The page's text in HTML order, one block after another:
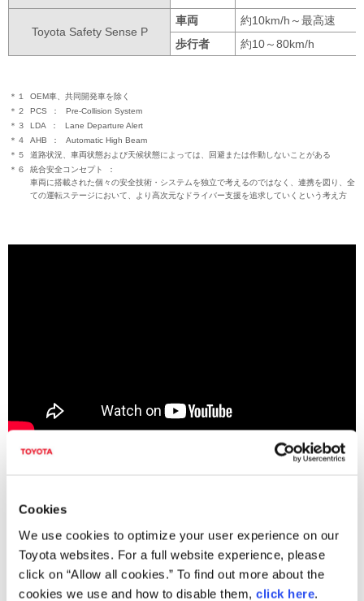
Cookies
We use cookies to optimize your user experience on our
Toyota websites. For a full website experience, please
click on “Allow all cookies.” To find out more about the
cookies we use and how to disable them, click here.
Toyota Safety Sense P
車両 約10km/h～最高速
歩行者
約10～80km/h
＊１
OEM車、共同開発車を除く
＊２
PCS
Pre-Collision System
＊３
LDA
Lane Departure Alert
＊４
AHB
Automatic High Beam
＊５
道路状況、車両状態および天候状態によっては、回避または作動しないことがある
＊６
統合安全コンセプト
車両に搭載された個々の安全技術・システムを独立で考えるのではなく、連携を図り、全
ての運転ステージにおいて、より高次元なドライバー支援を追求していくという考え方
予防安全パッケージ「Toyota Safety Sense」
ダウンロード（PDF）